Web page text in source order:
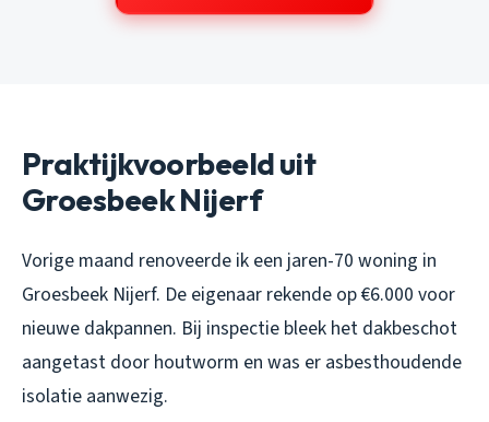
Praktijkvoorbeeld uit
Groesbeek Nijerf
Vorige maand renoveerde ik een jaren-70 woning in
Groesbeek Nijerf. De eigenaar rekende op €6.000 voor
nieuwe dakpannen. Bij inspectie bleek het dakbeschot
aangetast door houtworm en was er asbesthoudende
isolatie aanwezig.